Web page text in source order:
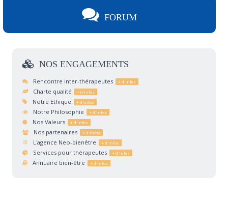
FORUM
NOS ENGAGEMENTS
Rencontre inter-thérapeutes
Charte qualité
Notre Ethique
Notre Philosophie
Nos Valeurs
Nos partenaires
L'agence Neo-bienêtre
Services pour thérapeutes
Annuaire bien-être